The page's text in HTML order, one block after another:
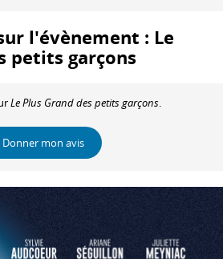
l'évènement : Le
petits garçons
Le Plus Grand des petits garçons.
Donner mon avis